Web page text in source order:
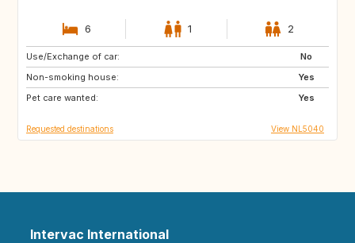
6 1 2
Use/Exchange of car:
No
Non-smoking house:
Yes
Pet care wanted:
Yes
FR
DE
GB
Requested destinations View NL5040
Intervac International